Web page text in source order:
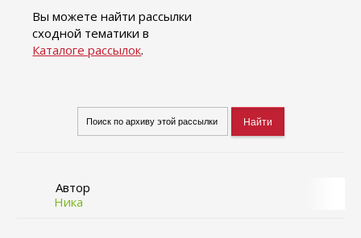
Вы можете найти рассылки
сходной тематики в
Каталоге рассылок.
Автор
Ника